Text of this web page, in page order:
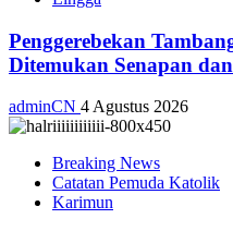
Penggerebekan
Ditemukan Senapan
adminCN 4 Agustus 2026
Breaking News
Catatan Pemuda Katolik
Karimun